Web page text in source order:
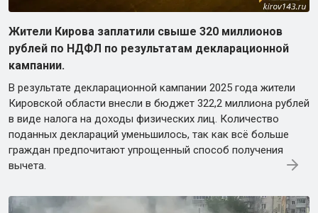
Жители Кирова заплатили свыше 320 миллионов
рублей по НДФЛ по результатам декларационной
кампании.
В результате декларационной кампании 2025 года жители
Кировской области внесли в бюджет 322,2 миллиона рублей
в виде налога на доходы физических лиц. Количество
поданных деклараций уменьшилось, так как всё больше
граждан предпочитают упрощенный способ получения
вычета.